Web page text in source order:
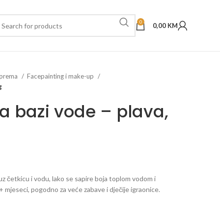
0 0,00 KM
Facepainting i make-up
bazi vode – plava,
četkicu i vodu, lako se sapire boja toplom vodom i
mjeseci, pogodno za veće zabave i dječije igraonice.